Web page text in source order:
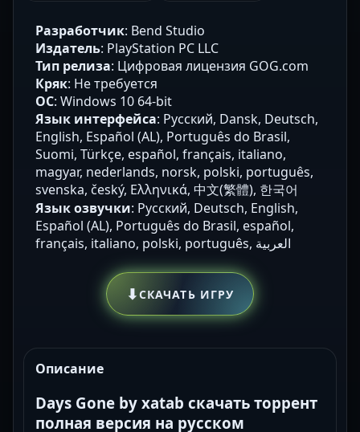
Разработчик: Bend Studio
Издатель: PlayStation PC LLC
Тип релиза: Цифровая лицензия GOG.com
Кряк: Не требуется
ОС: Windows 10 64-bit
Язык интерфейса: Русский, Dansk, Deutsch,
English, Español (AL), Português do Brasil,
Suomi, Türkçe, español, français, italiano,
magyar, nederlands, norsk, polski, português,
svenska, český, Ελληνικά, 中文(繁體), 한국어
Язык озвучки: Русский, Deutsch, English,
Español (AL), Português do Brasil, español,
français, italiano, polski, português, العربية
⬇СКАЧАТЬ ИГРУ
Описание
Days Gone by xatab скачать торрент
полная версия на русском